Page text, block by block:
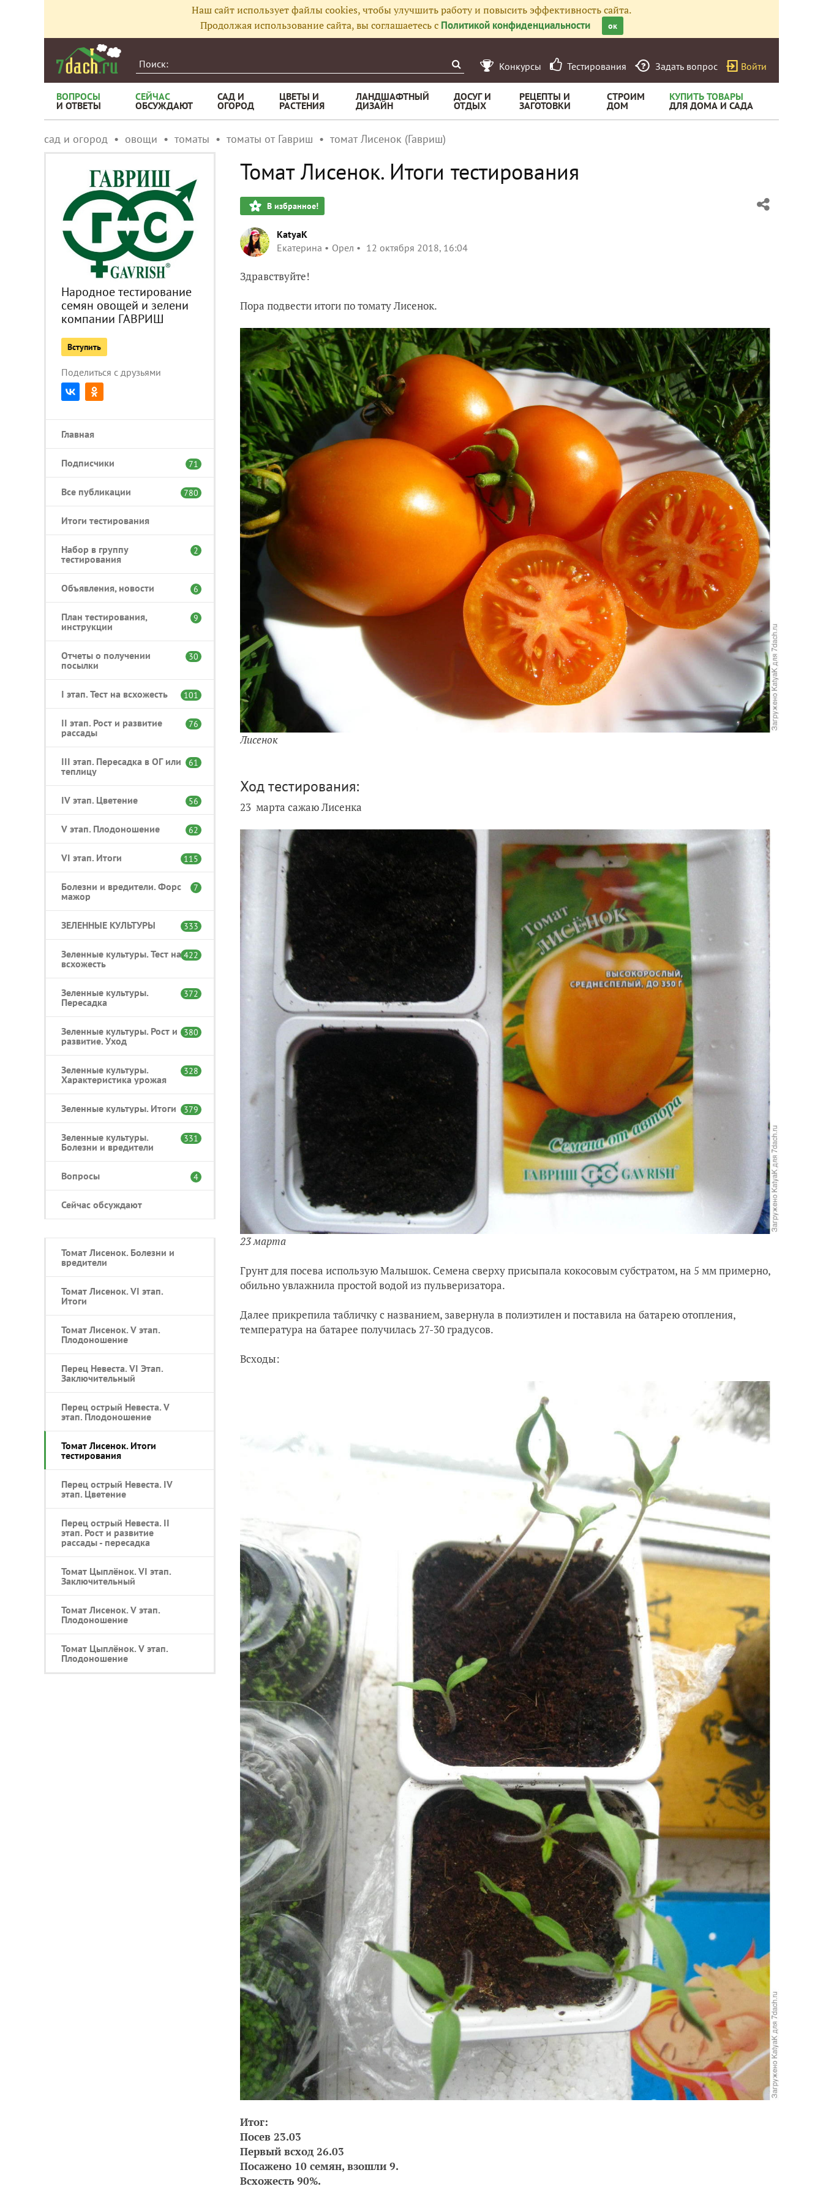
Наш сайт использует файлы cookies, чтобы улучшить работу и повысить эффективность сайта.
Продолжая использование сайта, вы соглашаетесь с Политикой конфиденциальности ок
Конкурсы Тестирования Задать вопрос Войти
ВОПРОСЫ
И ОТВЕТЫ
СЕЙЧАС
ОБСУЖДАЮТ
САД И
ОГОРОД
ЦВЕТЫ И
РАСТЕНИЯ
ЛАНДШАФТНЫЙ
ДИЗАЙН
ДОСУГ И
ОТДЫХ
РЕЦЕПТЫ И
ЗАГОТОВКИ
СТРОИМ
ДОМ
КУПИТЬ ТОВАРЫ
ДЛЯ ДОМА И САДА
сад и огород овощи томаты томаты от Гавриш томат Лисенок (Гавриш)
Народное тестирование
семян овощей и зелени
компании ГАВРИШ
Вступить
Поделиться с друзьями
Главная
Подписчики 71
Все публикации 780
Итоги тестирования
Набор в группу
тестирования
2
Объявления, новости 6
План тестирования,
инструкции
9
Отчеты о получении
посылки
30
I этап. Тест на всхожесть 101
II этап. Рост и развитие
рассады
76
III этап. Пересадка в ОГ или
теплицу
61
IV этап. Цветение 56
V этап. Плодоношение 62
VI этап. Итоги 115
Болезни и вредители. Форс
мажор
7
ЗЕЛЕННЫЕ КУЛЬТУРЫ 333
Зеленные культуры. Тест на
всхожесть
422
Зеленные культуры.
Пересадка
372
Зеленные культуры. Рост и
развитие. Уход
380
Зеленные культуры.
Характеристика урожая
328
Зеленные культуры. Итоги 379
Зеленные культуры.
Болезни и вредители
331
Вопросы 4
Сейчас обсуждают
Томат Лисенок. Болезни и
вредители
Томат Лисенок. VI этап.
Итоги
Томат Лисенок. V этап.
Плодоношение
Перец Невеста. VI Этап.
Заключительный
Перец острый Невеста. V
этап. Плодоношение
Томат Лисенок. Итоги
тестирования
Перец острый Невеста. IV
этап. Цветение
Перец острый Невеста. II
этап. Рост и развитие
рассады - пересадка
Томат Цыплёнок. VI этап.
Заключительный
Томат Лисенок. V этап.
Плодоношение
Томат Цыплёнок. V этап.
Плодоношение
Томат Лисенок. Итоги тестирования
В избранное!
KatyaK
Екатерина
Орел 12 октября 2018, 16:04
Здравствуйте!
Пора подвести итоги по томату Лисенок.
Лисенок
Ход тестирования:
23 марта сажаю Лисенка
23 марта
Грунт для посева использую Малышок. Семена сверху присыпала кокосовым субстратом, на 5 мм примерно,
обильно увлажнила простой водой из пульверизатора.
Далее прикрепила табличку с названием, завернула в полиэтилен и поставила на батарею отопления,
температура на батарее получилась 27-30 градусов.
Всходы:
Итог:
Посев 23.03
Первый всход 26.03
Посажено 10 семян, взошли 9.
Всхожесть 90%.